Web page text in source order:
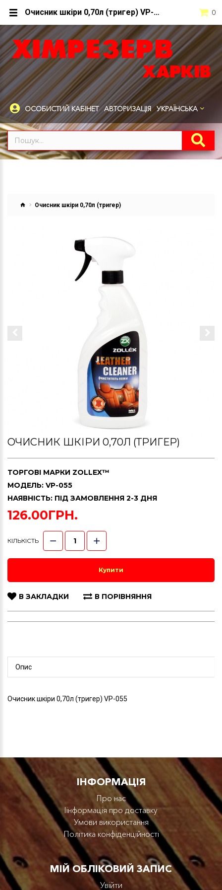
0
ОСОБИСТИЙ КАБІНЕТ АВТОРИЗАЦІЯ УКРАЇНСЬКА
Очисник шкіри 0,70л (тригер)
ОЧИСНИК ШКІРИ 0,70Л (ТРИГЕР)
ТОРГОВІ МАРКИ ZOLLEX™
МОДЕЛЬ: VP-055
НАЯВНІСТЬ: ПІД ЗАМОВЛЕННЯ 2-3 ДНЯ
126.00ГРН.
КІЛЬКІСТЬ
Купити
В ЗАКЛАДКИ В ПОРІВНЯННЯ
Опис
Очисник шкіри 0,70л (тригер) VP-055
IНФОРМАЦІЯ
Про нас
Iінформація про доставку
Умови використання
Політика конфіденційності
МІЙ ОБЛІКОВИЙ ЗАПИС
Увійти
Очисник шкіри 0,70л (тригер) VP-055